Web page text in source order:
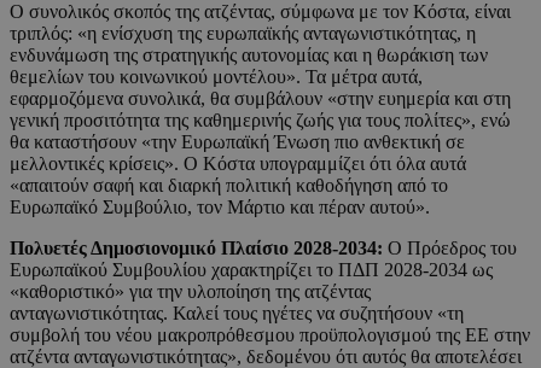
Ο συνολικός σκοπός της ατζέντας, σύμφωνα με τον Κόστα, είναι
τριπλός: «η ενίσχυση της ευρωπαϊκής ανταγωνιστικότητας, η
ενδυνάμωση της στρατηγικής αυτονομίας και η θωράκιση των
θεμελίων του κοινωνικού μοντέλου». Τα μέτρα αυτά,
εφαρμοζόμενα συνολικά, θα συμβάλουν «στην ευημερία και στη
γενική προσιτότητα της καθημερινής ζωής για τους πολίτες», ενώ
θα καταστήσουν «την Ευρωπαϊκή Ένωση πιο ανθεκτική σε
μελλοντικές κρίσεις». Ο Κόστα υπογραμμίζει ότι όλα αυτά
«απαιτούν σαφή και διαρκή πολιτική καθοδήγηση από το
Ευρωπαϊκό Συμβούλιο, τον Μάρτιο και πέραν αυτού».
Πολυετές Δημοσιονομικό Πλαίσιο 2028-2034: Ο Πρόεδρος του
Ευρωπαϊκού Συμβουλίου χαρακτηρίζει το ΠΔΠ 2028-2034 ως
«καθοριστικό» για την υλοποίηση της ατζέντας
ανταγωνιστικότητας. Καλεί τους ηγέτες να συζητήσουν «τη
συμβολή του νέου μακροπρόθεσμου προϋπολογισμού της ΕΕ στην
ατζέντα ανταγωνιστικότητας», δεδομένου ότι αυτός θα αποτελέσει